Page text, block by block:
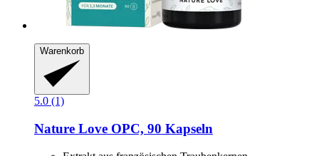
Warenkorb
5.0 (1)
Nature Love OPC, 90 Kapseln